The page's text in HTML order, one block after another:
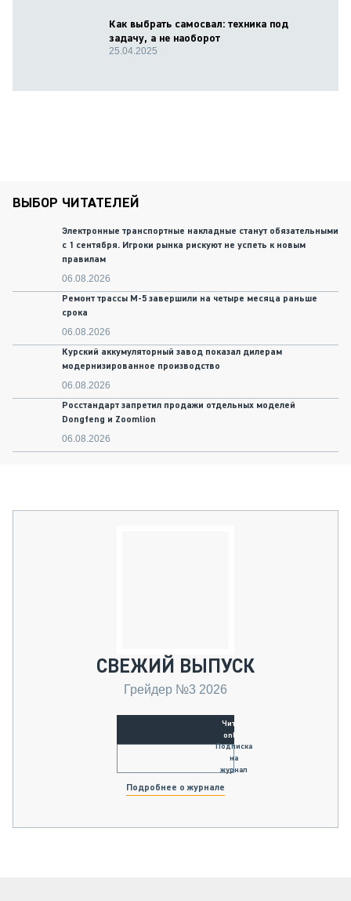
Как выбрать самосвал: техника под
задачу, а не наоборот
25.04.2025
ВЫБОР ЧИТАТЕЛЕЙ
Электронные транспортные накладные станут обязательными
с 1 сентября. Игроки рынка рискуют не успеть к новым
правилам
06.08.2026
Ремонт трассы М-5 завершили на четыре месяца раньше
срока
06.08.2026
Курский аккумуляторный завод показал дилерам
модернизированное производство
06.08.2026
Росстандарт запретил продажи отдельных моделей
Dongfeng и Zoomlion
06.08.2026
СВЕЖИЙ ВЫПУСК
Грейдер №3 2026
Читать
online
Подписка
на
журнал
Подробнее о журнале